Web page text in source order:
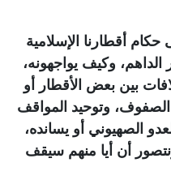
أقطارنا الإسلامية
وكيف يواجهونه،
بين بعض الأقطار أو
وتوحيد المواقف
الصهيوني أو يسانده،
أن أيا منهم سيقف